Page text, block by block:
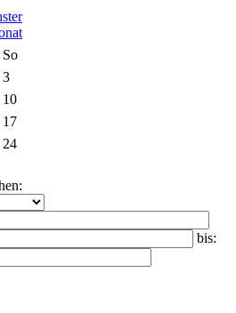
So
3
10
17
24
bis: